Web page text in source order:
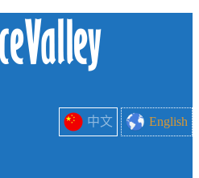
中文 English